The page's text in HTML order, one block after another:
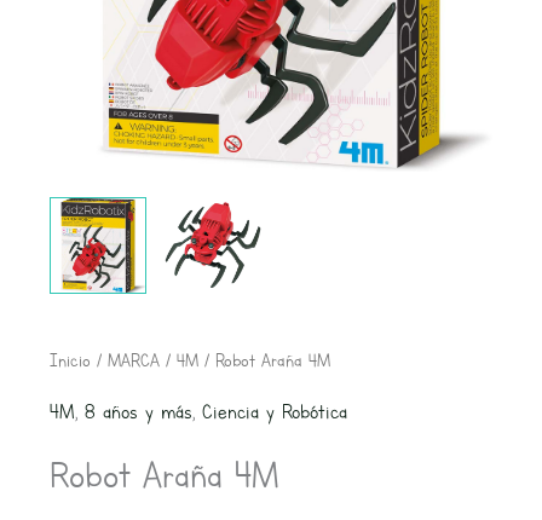
Inicio / MARCA/ 4M/ Robot Araña 4M
4M, 8 años y más, Ciencia y Robótica
Robot Araña 4M
Robot
cantidad